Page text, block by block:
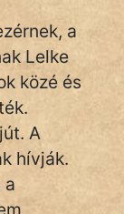
a
Lelke
közé és
A
hívják.
a